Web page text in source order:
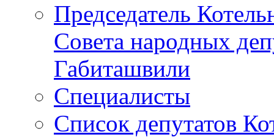
Председатель
Совета народных
Габиташвили
Специалисты
Список депутатов